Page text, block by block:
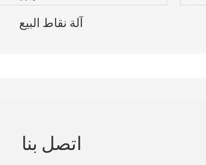
آلة نقاط البيع
اتصل بنا